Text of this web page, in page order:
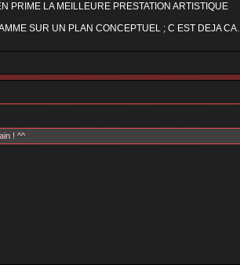
PRIME LA MEILLEURE PRESTATION ARTISTIQUE
SUR UN PLAN CONCEPTUEL ; C EST DEJA CA.
! ^^